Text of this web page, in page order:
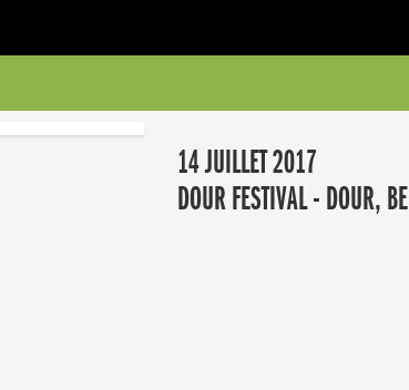
14 JUILLET 2017
DOUR FESTIVAL - DOUR, BE